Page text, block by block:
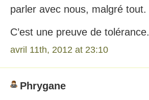
parler avec nous, malgré tout.
C’est une preuve de tolérance.
avril 11th, 2012 at 23:10
Phrygane